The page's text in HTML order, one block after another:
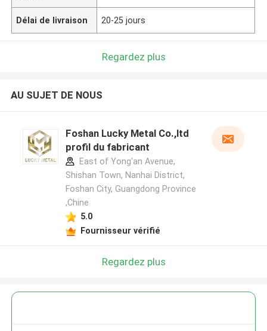
Délai de livraison 20-25 jours
Regardez plus
AU SUJET DE NOUS
Foshan Lucky Metal Co.,ltd
profil du fabricant
East of Yong'an Avenue,
Shishan Town, Nanhai District,
Foshan City, Guangdong Province
,Chine
5.0
Fournisseur vérifié
Regardez plus